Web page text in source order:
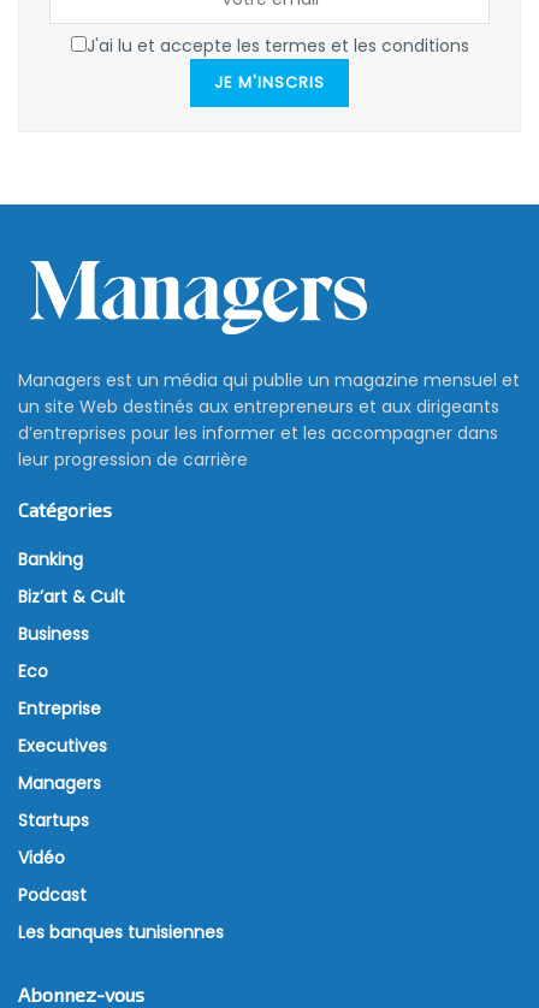
J'ai lu et accepte les termes et les conditions
JE M'INSCRIS
Managers est un média qui publie un magazine mensuel et
un site Web destinés aux entrepreneurs et aux dirigeants
d’entreprises pour les informer et les accompagner dans
leur progression de carrière
Catégories
Banking
Biz’art & Cult
Business
Eco
Entreprise
Executives
Managers
Startups
Vidéo
Podcast
Les banques tunisiennes
Abonnez-vous